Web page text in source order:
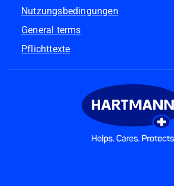
Nutzungsbedingungen
General terms
Pflichttexte